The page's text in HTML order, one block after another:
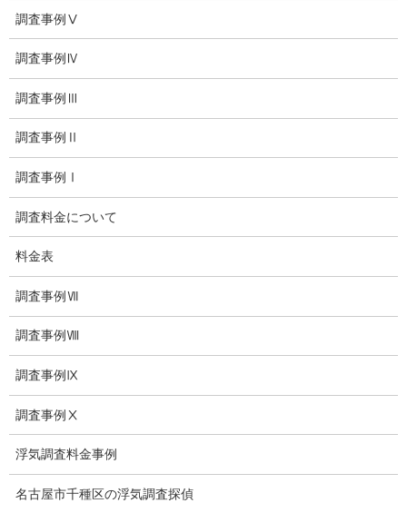
探偵エッセイ
探偵コラム
探偵日記
夫婦の信頼関係
お知らせ
いじめ相談
子供の虐待
子供のいじめ問題・いじめ相談、小学生、中学生、高校生
調査事例Ⅴ
調査事例Ⅳ
調査事例Ⅲ
調査事例Ⅱ
調査事例Ⅰ
調査料金について
料金表
調査事例Ⅶ
調査事例Ⅷ
調査事例Ⅸ
調査事例Ⅹ
浮気調査料金事例
名古屋市千種区の浮気調査探偵